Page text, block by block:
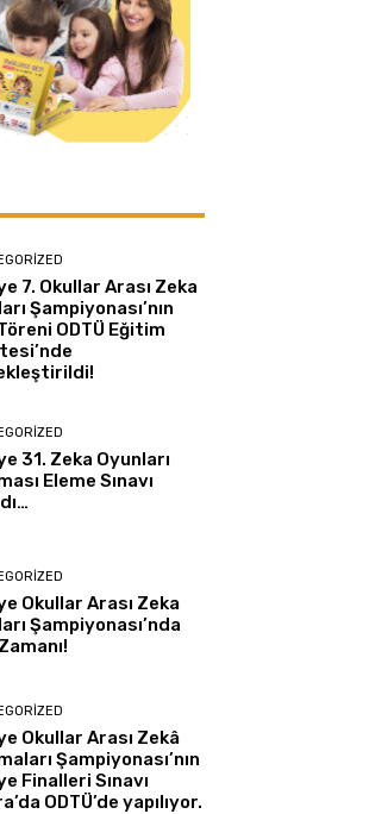
7. Okullar Arası Zeka
Şampiyonası’nın
ODTÜ Eğitim
31. Zeka Oyunları
Eleme Sınavı
Okullar Arası Zeka
Şampiyonası’nda
Okullar Arası Zekâ
Şampiyonası’nın
Finalleri Sınavı
ODTÜ’de yapılıyor.